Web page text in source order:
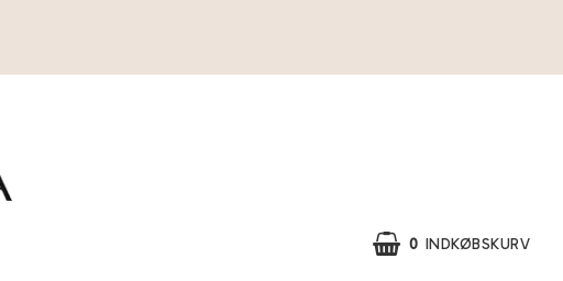
0 INDKØBSKURV